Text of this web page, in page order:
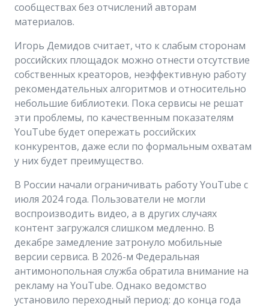
сообществах без отчислений авторам
материалов.
Игорь Демидов считает, что к слабым сторонам
российских площадок можно отнести отсутствие
собственных креаторов, неэффективную работу
рекомендательных алгоритмов и относительно
небольшие библиотеки. Пока сервисы не решат
эти проблемы, по качественным показателям
YouTube будет опережать российских
конкурентов, даже если по формальным охватам
у них будет преимущество.
В России начали ограничивать работу YouTube с
июля 2024 года. Пользователи не могли
воспроизводить видео, а в других случаях
контент загружался слишком медленно. В
декабре замедление затронуло мобильные
версии сервиса. В 2026-м Федеральная
антимонопольная служба обратила внимание на
рекламу на YouTube. Однако ведомство
установило переходный период: до конца года